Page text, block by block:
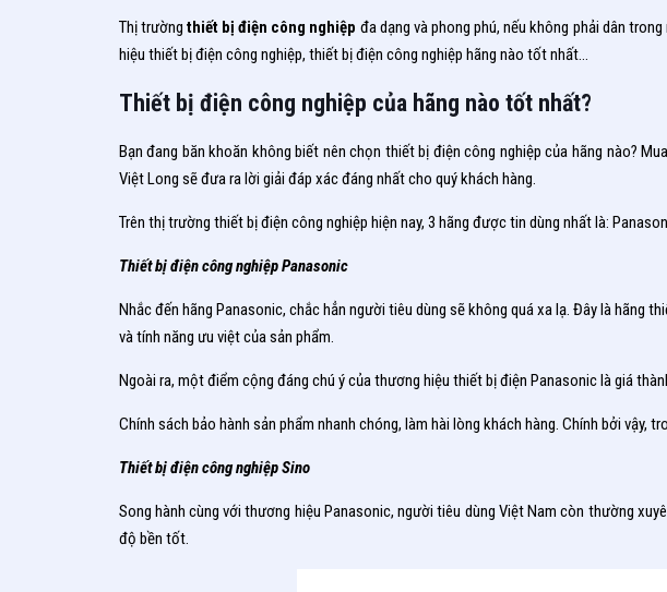
Thị trường thiết bị điện công nghiệp đa dạng và phong phú, nếu không phải dân
hiệu thiết bị điện công nghiệp, thiết bị điện công nghiệp hãng nào tốt nhất…
Thiết bị điện công nghiệp của hãng nào tốt nhất?
Bạn đang băn khoăn không biết nên chọn thiết bị điện công nghiệp của hãng nào?
Việt Long sẽ đưa ra lời giải đáp xác đáng nhất cho quý khách hàng.
Trên thị trường thiết bị điện công nghiệp hiện nay, 3 hãng được tin dùng nhất là:
Thiết bị điện công nghiệp Panasonic
Nhắc đến hãng Panasonic, chắc hẳn người tiêu dùng sẽ không quá xa lạ. Đây là hãng
và tính năng ưu việt của sản phẩm.
Ngoài ra, một điểm cộng đáng chú ý của thương hiệu thiết bị điện Panasonic là giá
Chính sách bảo hành sản phẩm nhanh chóng, làm hài lòng khách hàng. Chính bởi
Thiết bị điện công nghiệp Sino
Song hành cùng với thương hiệu Panasonic, người tiêu dùng Việt Nam còn thường
độ bền tốt.